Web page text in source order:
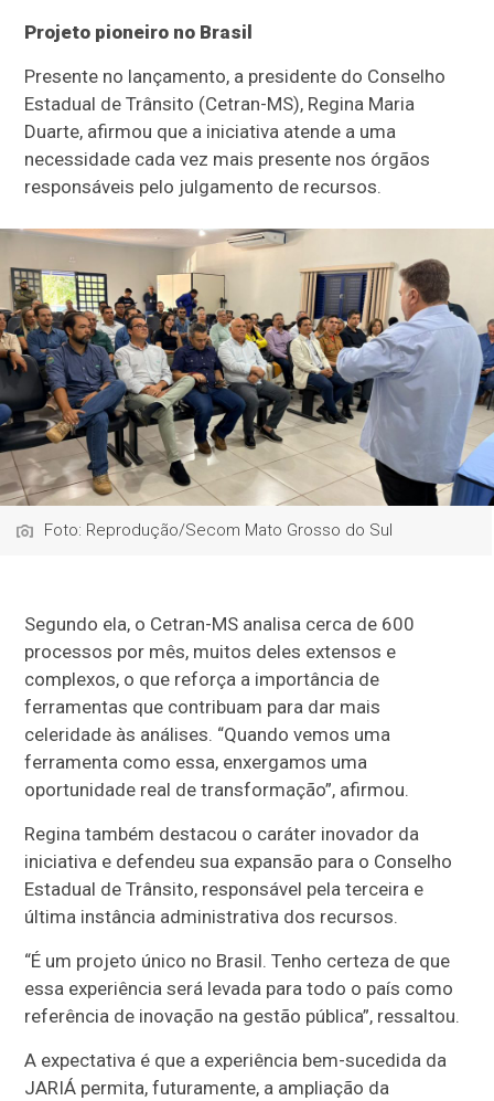
Projeto pioneiro no Brasil
Presente no lançamento, a presidente do Conselho
Estadual de Trânsito (Cetran-MS), Regina Maria
Duarte, afirmou que a iniciativa atende a uma
necessidade cada vez mais presente nos órgãos
responsáveis pelo julgamento de recursos.
Foto: Reprodução/Secom Mato Grosso do Sul
Segundo ela, o Cetran-MS analisa cerca de 600
processos por mês, muitos deles extensos e
complexos, o que reforça a importância de
ferramentas que contribuam para dar mais
celeridade às análises. “Quando vemos uma
ferramenta como essa, enxergamos uma
oportunidade real de transformação”, afirmou.
Regina também destacou o caráter inovador da
iniciativa e defendeu sua expansão para o Conselho
Estadual de Trânsito, responsável pela terceira e
última instância administrativa dos recursos.
“É um projeto único no Brasil. Tenho certeza de que
essa experiência será levada para todo o país como
referência de inovação na gestão pública”, ressaltou.
A expectativa é que a experiência bem-sucedida da
JARIÁ permita, futuramente, a ampliação da